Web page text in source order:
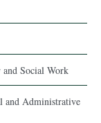
and Social Work
and Administrative